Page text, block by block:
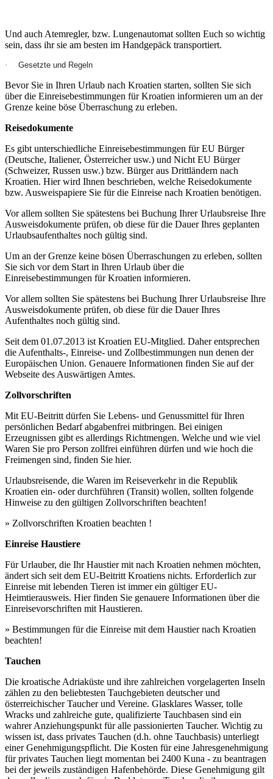
Und auch Atemregler, bzw. Lungenautomat sollten Euch so wichtig
sein, dass ihr sie am besten im Handgepäck transportiert.
· Gesetzte und Regeln
Bevor Sie in Ihren Urlaub nach Kroatien starten, sollten Sie sich
über die Einreisebestimmungen für Kroatien informieren um an der
Grenze keine böse Überraschung zu erleben.
Reisedokumente
Es gibt unterschiedliche Einreisebestimmungen für EU Bürger
(Deutsche, Italiener, Österreicher usw.) und Nicht EU Bürger
(Schweizer, Russen usw.) bzw. Bürger aus Drittländern nach
Kroatien. Hier wird Ihnen beschrieben, welche Reisedokumente
bzw. Ausweispapiere Sie für die Einreise nach Kroatien benötigen.
Vor allem sollten Sie spätestens bei Buchung Ihrer Urlaubsreise Ihre
Ausweisdokumente prüfen, ob diese für die Dauer Ihres geplanten
Urlaubsaufenthaltes noch gültig sind.
Um an der Grenze keine bösen Überraschungen zu erleben, sollten
Sie sich vor dem Start in Ihren Urlaub über die
Einreisebestimmungen für Kroatien informieren.
Vor allem sollten Sie spätestens bei Buchung Ihrer Urlaubsreise Ihre
Ausweisdokumente prüfen, ob diese für die Dauer Ihres
Aufenthaltes noch gültig sind.
Seit dem 01.07.2013 ist Kroatien EU-Mitglied. Daher entsprechen
die Aufenthalts-, Einreise- und Zollbestimmungen nun denen der
Europäischen Union. Genauere Informationen finden Sie auf der
Webseite des Auswärtigen Amtes.
Zollvorschriften
Mit EU-Beitritt dürfen Sie Lebens- und Genussmittel für Ihren
persönlichen Bedarf abgabenfrei mitbringen. Bei einigen
Erzeugnissen gibt es allerdings Richtmengen. Welche und wie viel
Waren Sie pro Person zollfrei einführen dürfen und wie hoch die
Freimengen sind, finden Sie hier.
Urlaubsreisende, die Waren im Reiseverkehr in die Republik
Kroatien ein- oder durchführen (Transit) wollen, sollten folgende
Hinweise zu den gültigen Zollvorschriften beachten!
» Zollvorschriften Kroatien beachten !
Einreise Haustiere
Für Urlauber, die Ihr Haustier mit nach Kroatien nehmen möchten,
ändert sich seit dem EU-Beitritt Kroatiens nichts. Erforderlich zur
Einreise mit lebenden Tieren ist immer ein gültiger EU-
Heimtierausweis. Hier finden Sie genauere Informationen über die
Einreisevorschriften mit Haustieren.
» Bestimmungen für die Einreise mit dem Haustier nach Kroatien
beachten!
Tauchen
Die kroatische Adriaküste und ihre zahlreichen vorgelagerten Inseln
zählen zu den beliebtesten Tauchgebieten deutscher und
österreichischer Taucher und Vereine. Glasklares Wasser, tolle
Wracks und zahlreiche gute, qualifizierte Tauchbasen sind ein
wahrer Anziehungspunkt für alle passionierten Taucher. Wichtig zu
wissen ist, dass privates Tauchen (d.h. ohne Tauchbasis) unterliegt
einer Genehmigungspflicht. Die Kosten für eine Jahresgenehmigung
für privates Tauchen liegt momentan bei 2400 Kuna - zu beantragen
bei der jeweils zuständigen Hafenbehörde. Diese Genehmigung gilt